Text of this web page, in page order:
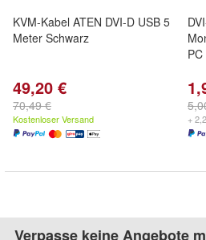
KVM-Kabel ATEN DVI-D USB 5
Meter Schwarz
49,20 €
70,49 €
Kostenloser Versand
PC
+
Verpasse keine Angebote